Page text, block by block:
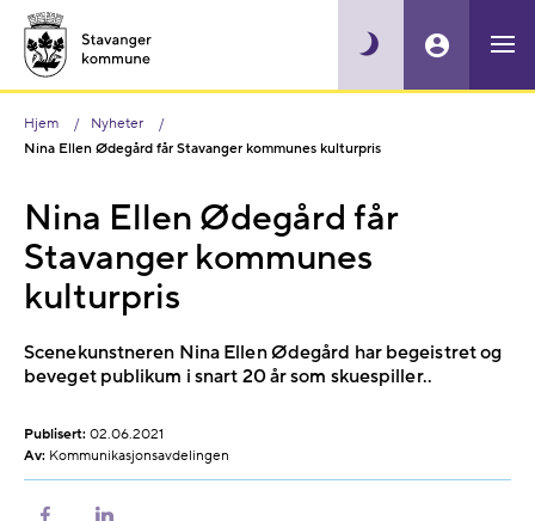
Hjem
Nyheter
Nina Ellen Ødegård får Stavanger kommunes kulturpris
Nina Ellen Ødegård får
Stavanger kommunes
kulturpris
Scenekunstneren Nina Ellen Ødegård har begeistret og
beveget publikum i snart 20 år som skuespiller..
Publisert: 02.06.2021
Av: Kommunikasjonsavdelingen
Del
Del